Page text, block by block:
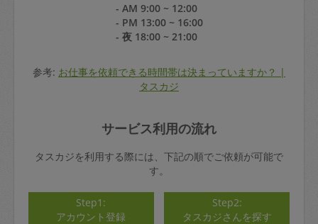
- AM 9:00 ~ 12:00
- PM 13:00 ~ 16:00
- 夜 18:00 ~ 21:00
参考: お仕事を依頼できる時間帯は決まっていますか？ |
タスカジ
サービス利用の流れ
タスカジを利用する際には、下記の順でご依頼が可能で
す。
Step1:
アカウント登録
Step2:
タスカジさんを探す